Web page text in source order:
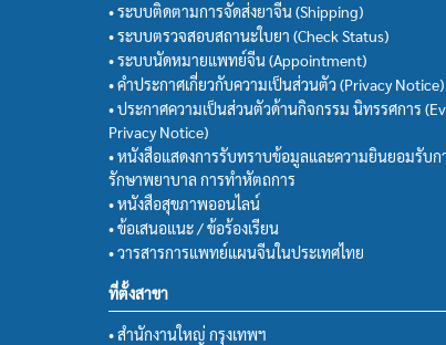
• ระบบติดตามการจัดส่งยาจีน (Shipping)
• ระบบตรวจสอบสถานะใบยา (Check Status)
• ระบบนัดหมายแพทย์จีน (Appointment)
• คำประกาศเกี่ยวกับความเป็นส่วนตัว (Privacy Notice)
• ประกาศความเป็นส่วนตัวด้านกิจกรรม นิทรรศการ
Privacy Notice)
• หนังสือแสดงการรับทราบข้อมูลและความยินยอมรับก
รักษาพยาบาล การทำหัตถการ
• หนังสือสุขภาพออนไลน์
• ข้อเสนอแนะ / ข้อร้องเรียน
• วารสารการแพทย์แผนจีนในประเทศไทย
ที่ตั้งสาขา
• สำนักงานใหญ่ กรุงเทพฯ